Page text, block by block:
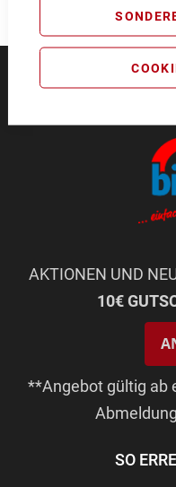
AKTIONEN UND
10€
**Angebot gültig ab
SO